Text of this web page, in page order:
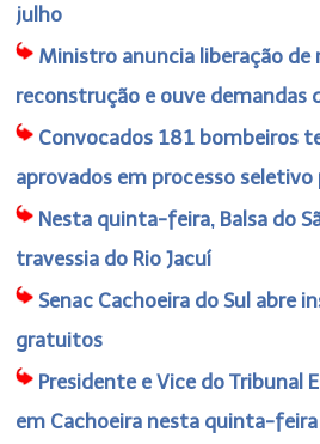
julho
Ministro anuncia liberação de
reconstrução e ouve demandas
Convocados 181 bombeiros
aprovados em processo
Nesta quinta-feira, Balsa do
travessia do Rio Jacuí
Senac Cachoeira do Sul abre
gratuitos
Presidente e Vice do Tribunal
em Cachoeira nesta quinta-feira